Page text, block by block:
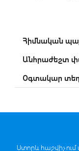
Հիմնական
Անհրաժեշտ
Օգտակար
Ստորև